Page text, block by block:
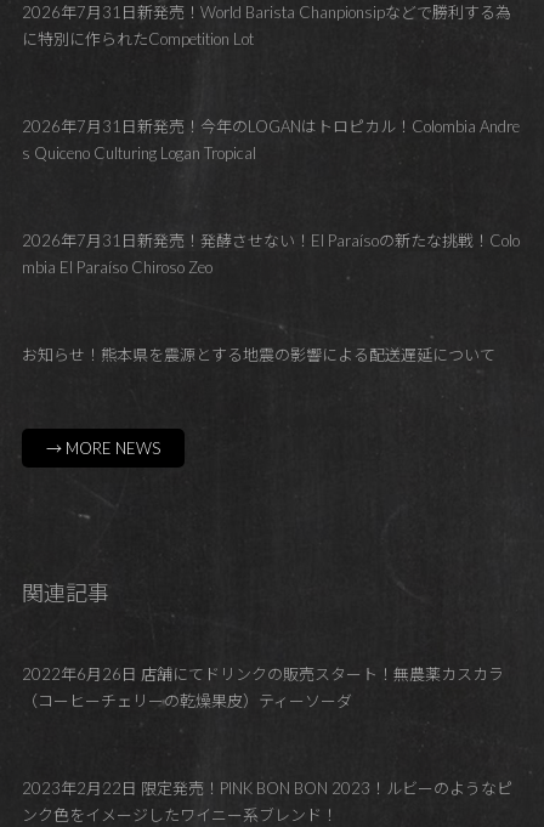
2026年7月31日新発売！World Barista Chanpionsipなどで勝利する為
に特別に作られたCompetition Lot
2026年7月31日新発売！今年のLOGANはトロピカル！Colombia Andre
s Quiceno Culturing Logan Tropical
2026年7月31日新発売！発酵させない！El Paraísoの新たな挑戦！Colo
mbia El Paraíso Chiroso Zeo
お知らせ！熊本県を震源とする地震の影響による配送遅延について
→ MORE NEWS
関連記事
2022年6月26日 店舗にてドリンクの販売スタート！無農薬カスカラ
（コーヒーチェリーの乾燥果皮）ティーソーダ
2023年2月22日 限定発売！PINK BON BON 2023！ルビーのようなピ
ンク色をイメージしたワイニー系ブレンド！